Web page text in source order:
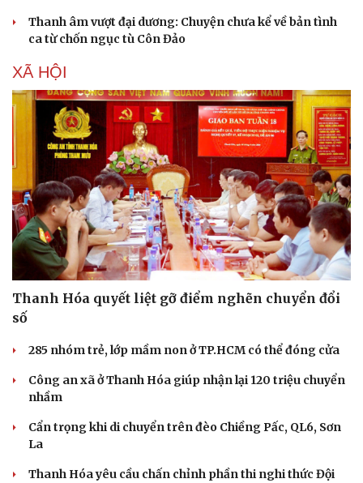
Thanh âm vượt đại dương: Chuyện chưa kể về bản tình
ca từ chốn ngục tù Côn Đảo
XÃ HỘI
Thanh Hóa quyết liệt gỡ điểm nghẽn chuyển đổi
số
285 nhóm trẻ, lớp mầm non ở TP.HCM có thể đóng cửa
Công an xã ở Thanh Hóa giúp nhận lại 120 triệu chuyển
nhầm
Cẩn trọng khi di chuyển trên đèo Chiềng Pấc, QL6, Sơn
La
Thanh Hóa yêu cầu chấn chỉnh phần thi nghi thức Đội